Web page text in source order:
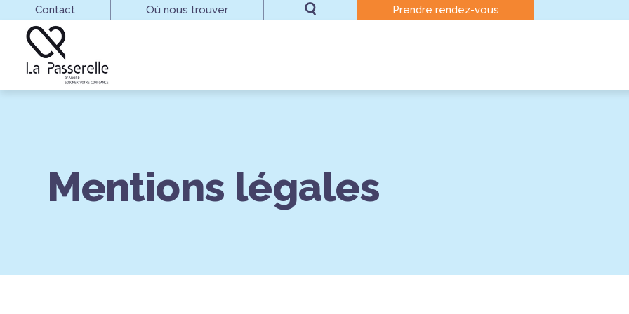
Aller au contenu principal
Contact Où nous trouver Prendre rendez-vous
Mentions légales